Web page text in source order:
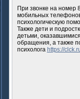
При звонке на номер
мобильных
психологическую
Также дети и
детьми,
обращения, а также
психолога https://